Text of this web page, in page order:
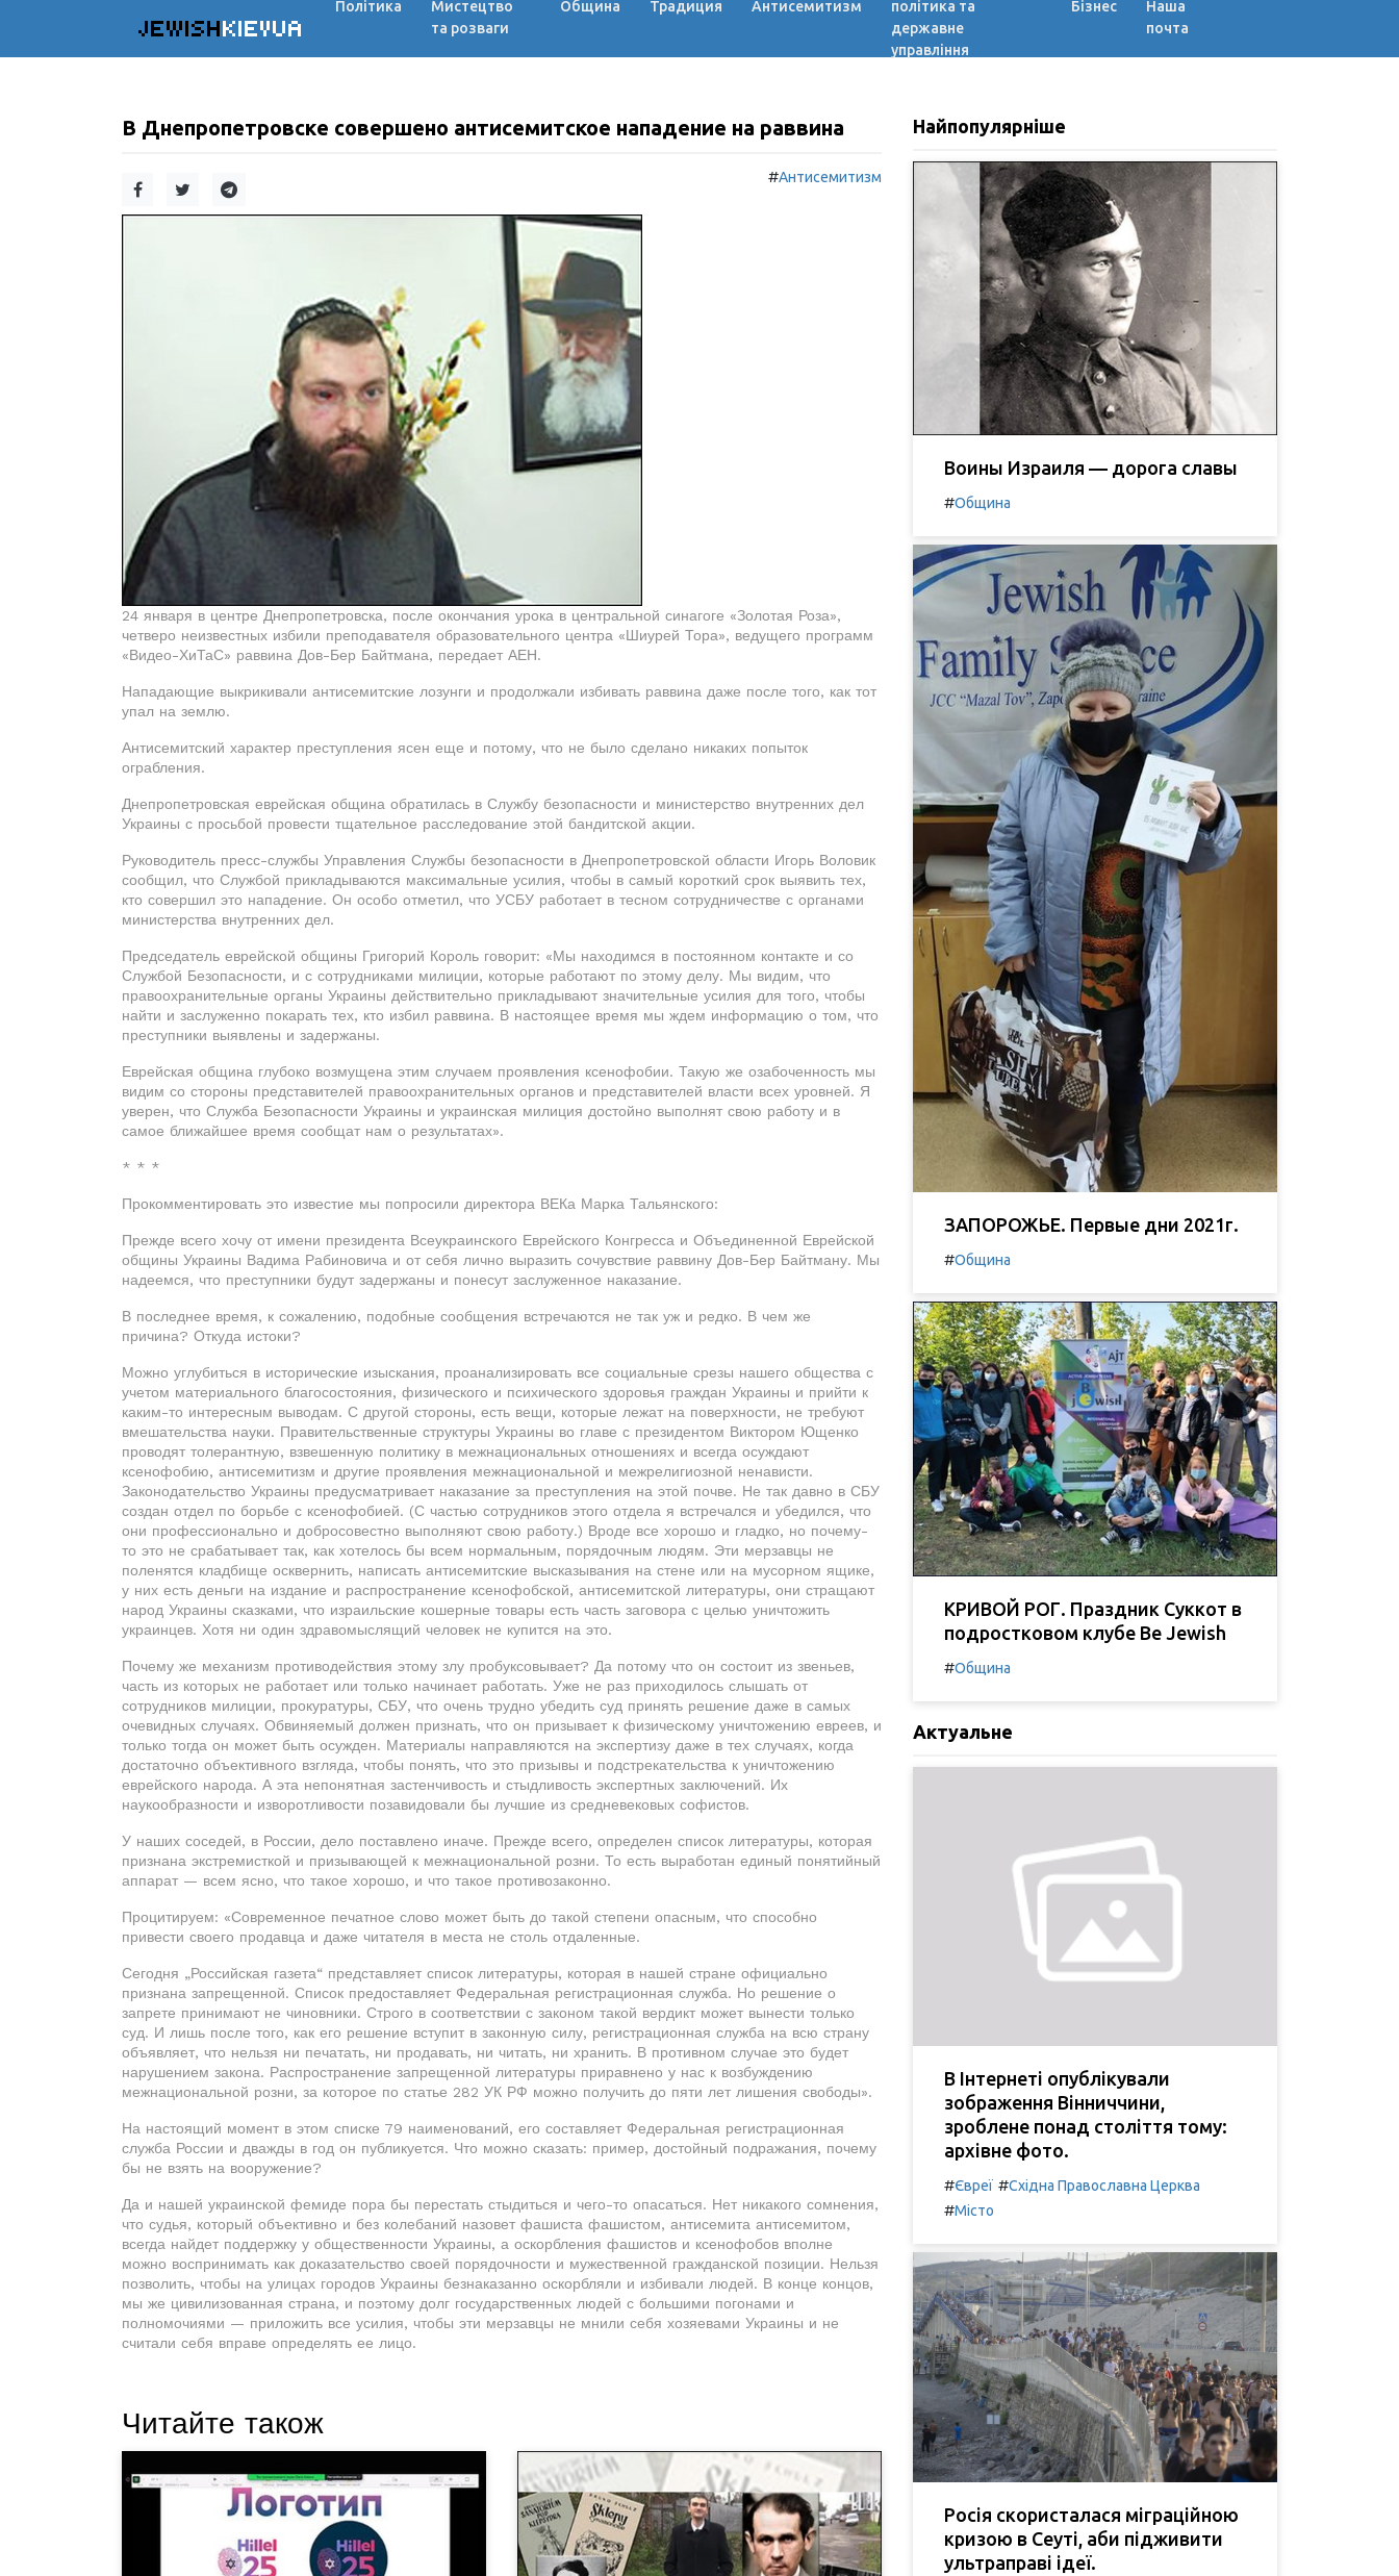
JEWISHKIEVUA
Політика
Мистецтво
та розваги
Община Традиция Антисемитизм
політика та
державне
управління
Бізнес
Наша
почта
В Днепропетровске совершено антисемитское нападение на раввина
#Антисемитизм
24 января в центре Днепропетровска, после окончания урока в центральной синагоге «Золотая Роза»,
четверо неизвестных избили преподавателя образовательного центра «Шиурей Тора», ведущего программ
«Видео-ХиТаС» раввина Дов-Бер Байтмана, передает АЕН.
Нападающие выкрикивали антисемитские лозунги и продолжали избивать раввина даже после того, как тот
упал на землю.
Антисемитский характер преступления ясен еще и потому, что не было сделано никаких попыток
ограбления.
Днепропетровская еврейская община обратилась в Службу безопасности и министерство внутренних дел
Украины с просьбой провести тщательное расследование этой бандитской акции.
Руководитель пресс-службы Управления Службы безопасности в Днепропетровской области Игорь Воловик
сообщил, что Службой прикладываются максимальные усилия, чтобы в самый короткий срок выявить тех,
кто совершил это нападение. Он особо отметил, что УСБУ работает в тесном сотрудничестве с органами
министерства внутренних дел.
Председатель еврейской общины Григорий Король говорит: «Мы находимся в постоянном контакте и со
Службой Безопасности, и с сотрудниками милиции, которые работают по этому делу. Мы видим, что
правоохранительные органы Украины действительно прикладывают значительные усилия для того, чтобы
найти и заслуженно покарать тех, кто избил раввина. В настоящее время мы ждем информацию о том, что
преступники выявлены и задержаны.
Еврейская община глубоко возмущена этим случаем проявления ксенофобии. Такую же озабоченность мы
видим со стороны представителей правоохранительных органов и представителей власти всех уровней. Я
уверен, что Служба Безопасности Украины и украинская милиция достойно выполнят свою работу и в
самое ближайшее время сообщат нам о результатах».
* * *
Прокомментировать это известие мы попросили директора ВЕКа Марка Тальянского:
Прежде всего хочу от имени президента Всеукраинского Еврейского Конгресса и Объединенной Еврейской
общины Украины Вадима Рабиновича и от себя лично выразить сочувствие раввину Дов-Бер Байтману. Мы
надеемся, что преступники будут задержаны и понесут заслуженное наказание.
В последнее время, к сожалению, подобные сообщения встречаются не так уж и редко. В чем же
причина? Откуда истоки?
Можно углубиться в исторические изыскания, проанализировать все социальные срезы нашего общества с
учетом материального благосостояния, физического и психического здоровья граждан Украины и прийти к
каким-то интересным выводам. С другой стороны, есть вещи, которые лежат на поверхности, не требуют
вмешательства науки. Правительственные структуры Украины во главе с президентом Виктором Ющенко
проводят толерантную, взвешенную политику в межнациональных отношениях и всегда осуждают
ксенофобию, антисемитизм и другие проявления межнациональной и межрелигиозной ненависти.
Законодательство Украины предусматривает наказание за преступления на этой почве. Не так давно в СБУ
создан отдел по борьбе с ксенофобией. (С частью сотрудников этого отдела я встречался и убедился, что
они профессионально и добросовестно выполняют свою работу.) Вроде все хорошо и гладко, но почему-
то это не срабатывает так, как хотелось бы всем нормальным, порядочным людям. Эти мерзавцы не
поленятся кладбище осквернить, написать антисемитские высказывания на стене или на мусорном ящике,
у них есть деньги на издание и распространение ксенофобской, антисемитской литературы, они стращают
народ Украины сказками, что израильские кошерные товары есть часть заговора с целью уничтожить
украинцев. Хотя ни один здравомыслящий человек не купится на это.
Почему же механизм противодействия этому злу пробуксовывает? Да потому что он состоит из звеньев,
часть из которых не работает или только начинает работать. Уже не раз приходилось слышать от
сотрудников милиции, прокуратуры, СБУ, что очень трудно убедить суд принять решение даже в самых
очевидных случаях. Обвиняемый должен признать, что он призывает к физическому уничтожению евреев, и
только тогда он может быть осужден. Материалы направляются на экспертизу даже в тех случаях, когда
достаточно объективного взгляда, чтобы понять, что это призывы и подстрекательства к уничтожению
еврейского народа. А эта непонятная застенчивость и стыдливость экспертных заключений. Их
наукообразности и изворотливости позавидовали бы лучшие из средневековых софистов.
У наших соседей, в России, дело поставлено иначе. Прежде всего, определен список литературы, которая
признана экстремисткой и призывающей к межнациональной розни. То есть выработан единый понятийный
аппарат — всем ясно, что такое хорошо, и что такое противозаконно.
Процитируем: «Современное печатное слово может быть до такой степени опасным, что способно
привести своего продавца и даже читателя в места не столь отдаленные.
Сегодня „Российская газета“ представляет список литературы, которая в нашей стране официально
признана запрещенной. Список предоставляет Федеральная регистрационная служба. Но решение о
запрете принимают не чиновники. Строго в соответствии с законом такой вердикт может вынести только
суд. И лишь после того, как его решение вступит в законную силу, регистрационная служба на всю страну
объявляет, что нельзя ни печатать, ни продавать, ни читать, ни хранить. В противном случае это будет
нарушением закона. Распространение запрещенной литературы приравнено у нас к возбуждению
межнациональной розни, за которое по статье 282 УК РФ можно получить до пяти лет лишения свободы».
На настоящий момент в этом списке 79 наименований, его составляет Федеральная регистрационная
служба России и дважды в год он публикуется. Что можно сказать: пример, достойный подражания, почему
бы не взять на вооружение?
Да и нашей украинской фемиде пора бы перестать стыдиться и чего-то опасаться. Нет никакого сомнения,
что судья, который объективно и без колебаний назовет фашиста фашистом, антисемита антисемитом,
всегда найдет поддержку у общественности Украины, а оскорбления фашистов и ксенофобов вполне
можно воспринимать как доказательство своей порядочности и мужественной гражданской позиции. Нельзя
позволить, чтобы на улицах городов Украины безнаказанно оскорбляли и избивали людей. В конце концов,
мы же цивилизованная страна, и поэтому долг государственных людей с большими погонами и
полномочиями — приложить все усилия, чтобы эти мерзавцы не мнили себя хозяевами Украины и не
считали себя вправе определять ее лицо.
Читайте також
Найпопулярніше
Воины Израиля — дорога славы
#Община
ЗАПОРОЖЬЕ. Первые дни 2021г.
#Община
КРИВОЙ РОГ. Праздник Суккот в
подростковом клубе Be Jewish
#Община
Актуальне
В Інтернеті опублікували
зображення Вінниччини,
зроблене понад століття тому:
архівне фото.
#Євреї #Східна Православна Церква
#Місто
Росія скористалася міграційною
кризою в Сеуті, аби підживити
ультраправі ідеї.